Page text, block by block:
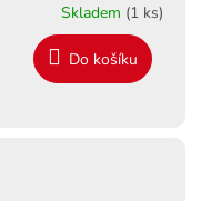
Skladem (1 ks)
Do košíku